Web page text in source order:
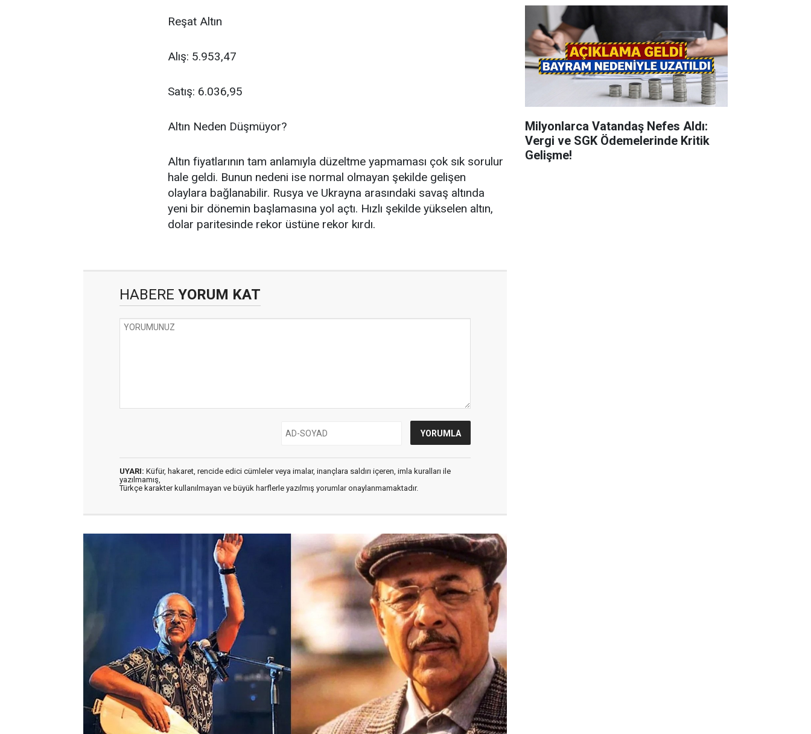
Reşat Altın
Alış: 5.953,47
Satış: 6.036,95
Altın Neden Düşmüyor?
Altın fiyatlarının tam anlamıyla düzeltme yapmaması çok sık sorulur
hale geldi. Bunun nedeni ise normal olmayan şekilde gelişen
olaylara bağlanabilir. Rusya ve Ukrayna arasındaki savaş altında
yeni bir dönemin başlamasına yol açtı. Hızlı şekilde yükselen altın,
dolar paritesinde rekor üstüne rekor kırdı.
HABERE YORUM KAT
UYARI: Küfür, hakaret, rencide edici cümleler veya imalar, inançlara saldırı içeren, imla kuralları ile
yazılmamış,
Türkçe karakter kullanılmayan ve büyük harflerle yazılmış yorumlar onaylanmamaktadır.
Milyonlarca Vatandaş Nefes Aldı:
Vergi ve SGK Ödemelerinde Kritik
Gelişme!